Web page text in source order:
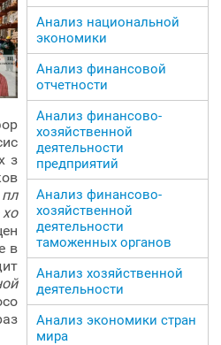
з
пл
в
Анализ национальной
экономики
Анализ финансовой
отчетности
Анализ финансово-
хозяйственной
деятельности
предприятий
Анализ финансово-
хозяйственной
деятельности
таможенных органов
Анализ хозяйственной
деятельности
Анализ экономики стран
мира